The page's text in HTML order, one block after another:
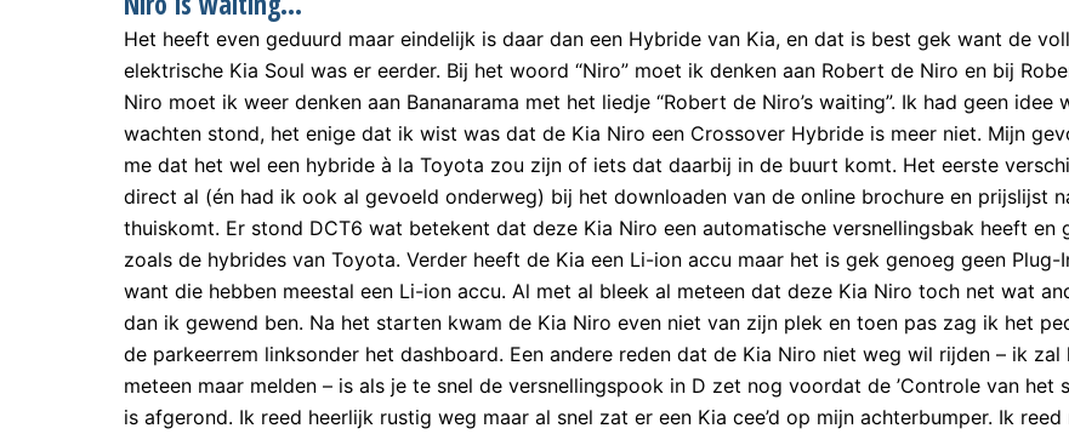
Het heeft even geduurd maar eindelijk is daar dan een Hybride van Kia, en dat is best gek want de
elektrische Kia Soul was er eerder. Bij het woord “Niro” moet ik denken aan Robert de Niro en bij
Niro moet ik weer denken aan Bananarama met het liedje “Robert de Niro’s waiting”. Ik had geen idee
wachten stond, het enige dat ik wist was dat de Kia Niro een Crossover Hybride is meer niet. Mijn
me dat het wel een hybride à la Toyota zou zijn of iets dat daarbij in de buurt komt. Het eerste
direct al (én had ik ook al gevoeld onderweg) bij het downloaden van de online brochure en prijslijst
thuiskomt. Er stond DCT6 wat betekent dat deze Kia Niro een automatische versnellingsbak heeft en
zoals de hybrides van Toyota. Verder heeft de Kia een Li-ion accu maar het is gek genoeg geen Plug-
want die hebben meestal een Li-ion accu. Al met al bleek al meteen dat deze Kia Niro toch net wat
dan ik gewend ben. Na het starten kwam de Kia Niro even niet van zijn plek en toen pas zag ik het
de parkeerrem linksonder het dashboard. Een andere reden dat de Kia Niro niet weg wil rijden – ik zal
meteen maar melden – is als je te snel de versnellingspook in D zet nog voordat de ’Controle van het
is afgerond. Ik reed heerlijk rustig weg maar al snel zat er een Kia cee’d op mijn achterbumper. Ik reed